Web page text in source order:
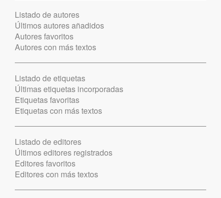
Listado de autores
Últimos autores añadidos
Autores favoritos
Autores con más textos
Listado de etiquetas
Últimas etiquetas incorporadas
Etiquetas favoritas
Etiquetas con más textos
Listado de editores
Últimos editores registrados
Editores favoritos
Editores con más textos